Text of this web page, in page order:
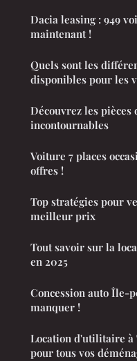
Dacia leasing : 949
maintenant !
Quels sont les
disponibles pour les
Découvrez les
incontournables
Voiture 7 places
offres !
Top stratégies pour
meilleur prix
Tout savoir sur la
en 2025
Concession auto Île-
manquer !
Location d'utilitaire à
pour tous vos